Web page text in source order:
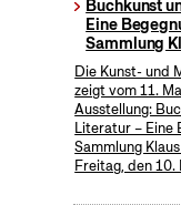
Buchkunst
Eine
Sammlung
Die Kunst- und
zeigt vom 11.
Ausstellung:
Literatur – Eine
Sammlung
Freitag, den 10.